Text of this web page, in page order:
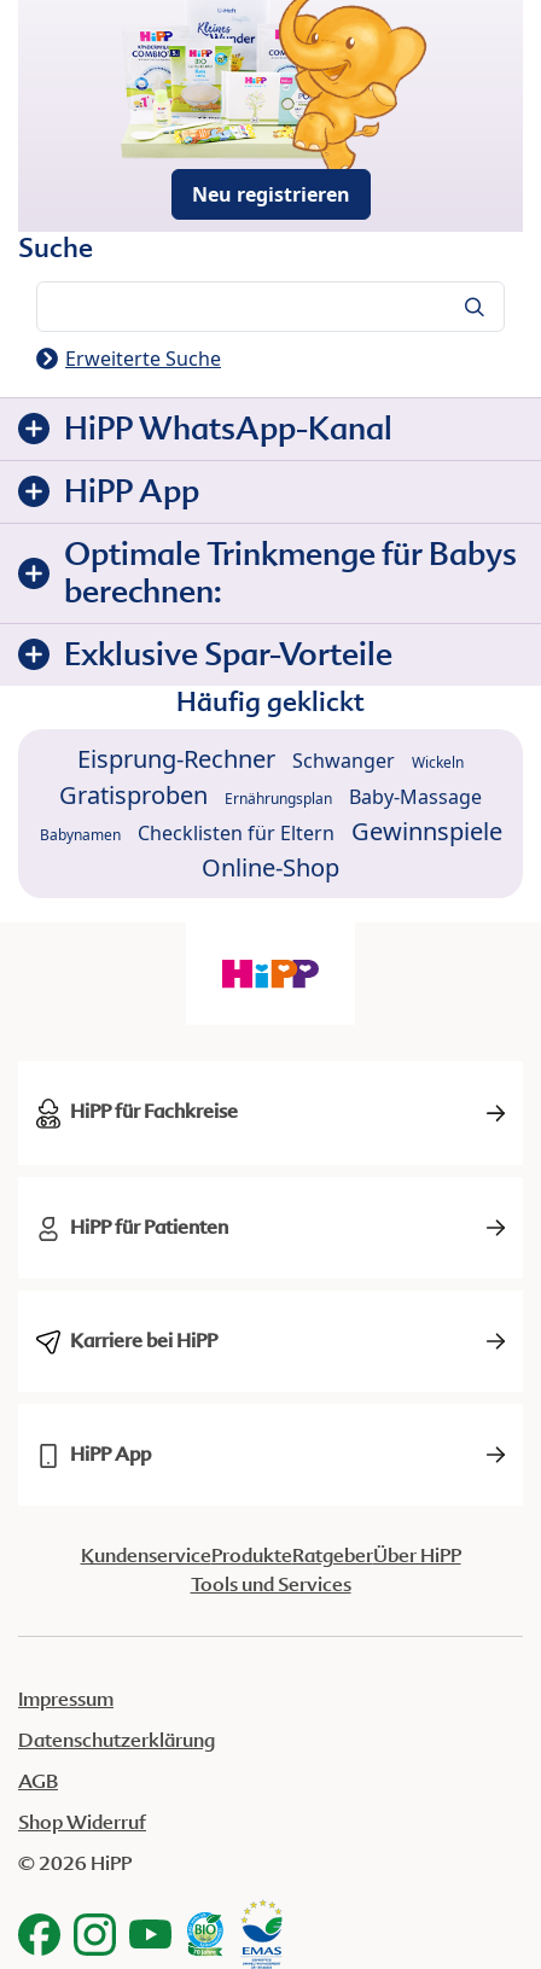
Neu registrieren
Suche
Erweiterte Suche
HiPP WhatsApp-Kanal
HiPP App
Optimale Trinkmenge für Babys
berechnen:
Exklusive Spar-Vorteile
Häufig geklickt
Eisprung-Rechner Schwanger Wickeln
Gratisproben Ernährungsplan Baby-Massage
Babynamen Checklisten für Eltern
Gewinnspiele
Online-Shop
HiPP für Fachkreise
HiPP für Patienten
Karriere bei HiPP
HiPP App
KundenserviceProdukteRatgeberÜber HiPP
Tools und Services
Impressum
Datenschutzerklärung
AGB
Shop Widerruf
© 2026 HiPP